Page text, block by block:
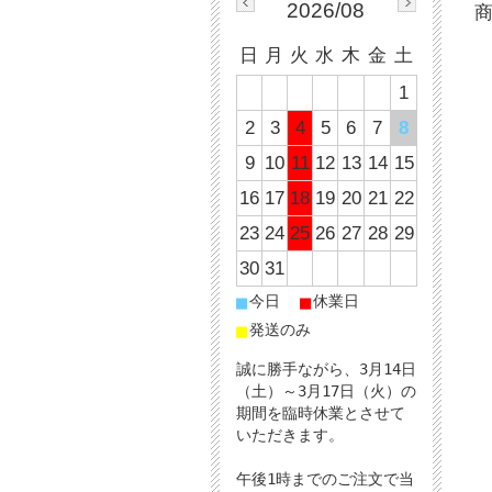
2026/08
日 月 火 水 木 金 土
1
2
3 4 5 6 7
8
9 10 11 12 13 14 15
16 17 18 19 20 21 22
23 24 25 26 27 28 29
30 31
■今日 ■休業日
■発送のみ
誠に勝手ながら、3月14日
（土）～3月17日（火）の
期間を臨時休業とさせて
いただきます。
午後1時までのご注文で当